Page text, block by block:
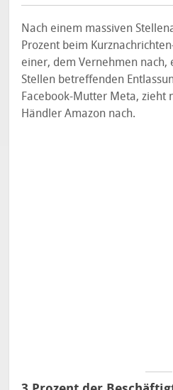
Nach einem massiven
Prozent beim
einer, dem Vernehmen nach,
Stellen betreffenden
Facebook-Mutter Meta, zieht
Händler Amazon nach.